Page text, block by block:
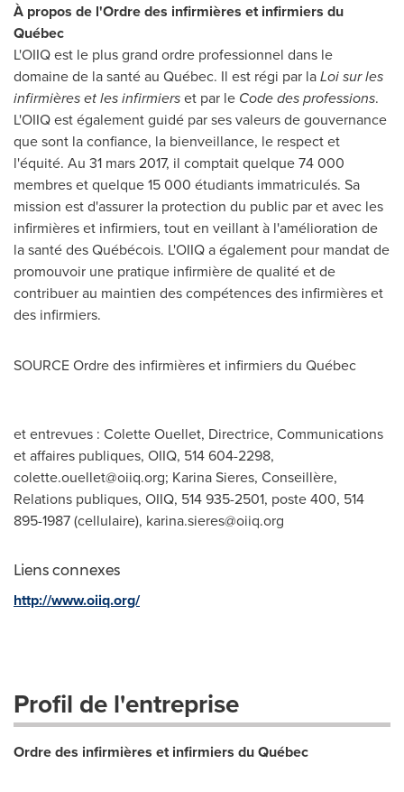
À propos de l'Ordre des infirmières et infirmiers du
Québec
L'OIIQ est le plus grand ordre professionnel dans le
domaine de la santé au Québec. Il est régi par laLoi sur les
infirmières et les infirmierset par le Code des professions.
L'OIIQ est également guidé par ses valeurs de gouvernance
que sont la confiance, la bienveillance, le respect et
l'équité. Au 31 mars 2017, il comptait quelque 74 000
membres et quelque 15 000 étudiants immatriculés. Sa
mission est d'assurer la protection du public par et avec les
infirmières et infirmiers, tout en veillant à l'amélioration de
la santé des Québécois. L'OIIQ a également pour mandat de
promouvoir une pratique infirmière de qualité et de
contribuer au maintien des compétences des infirmières et
des infirmiers.
SOURCE Ordre des infirmières et infirmiers du Québec
et entrevues : Colette Ouellet, Directrice, Communications
et affaires publiques, OIIQ, 514 604-2298,
colette.ouellet@oiiq.org; Karina Sieres, Conseillère,
Relations publiques, OIIQ, 514 935-2501, poste 400, 514
895-1987 (cellulaire), karina.sieres@oiiq.org
Liens connexes
http://www.oiiq.org/
Profil de l'entreprise
Ordre des infirmières et infirmiers du Québec